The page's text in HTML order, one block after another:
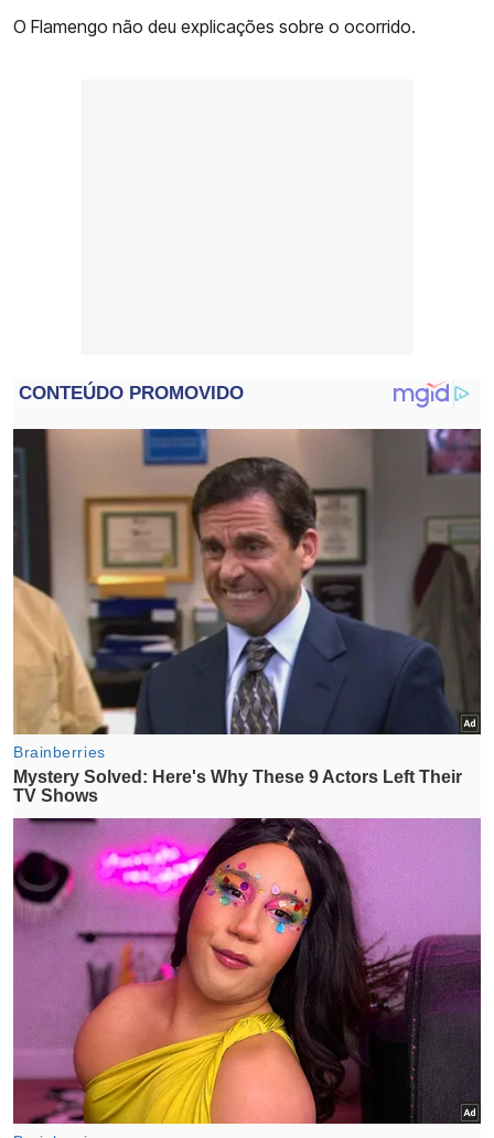
O Flamengo não deu explicações sobre o ocorrido.